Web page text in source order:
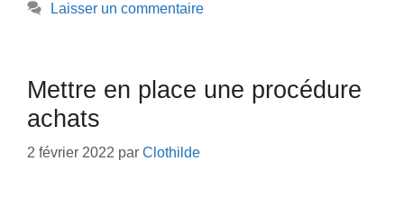
Laisser un commentaire
Mettre en place une procédure
achats
2 février 2022 par Clothilde